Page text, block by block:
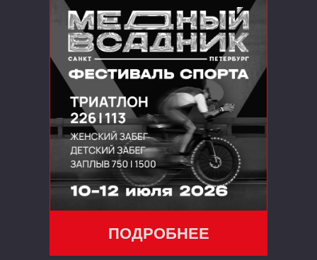
ПОДРОБНЕЕ
АККРЕДИТАЦИЯ СМИ